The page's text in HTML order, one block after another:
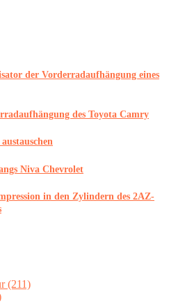
der Vorderradaufhängung eines
des Toyota Camry
Niva Chevrolet
in den Zylindern des 2AZ-
(211)